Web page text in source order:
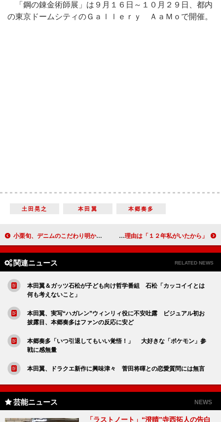
「鋼の錬金術師展」は９月１６日～１０月２９日、都内
の東京ドームシティのＧａｌｌｅｒｙ ＡａＭｏで開催。
土田晃之 本田翼 本郷奏多
小栗旬、デニムのこだわり明かす 重要視するのは「着心地」 モーニング娘。結成２０周年イベントに道重＆田中が登場 道重さゆみ、長く愛される理由は「１２年私がいたから」
関連ニュース RELATED NEWS
本田翼＆ガッツ石松が子ども向け哲学番組 石松「カッコイイとは
何も考えないこと」
本田翼、実写“ハガレン”ウィンリィ役に不安吐露 ビジュアル初お
披露目、本郷奏多はファンの反応に安ど
本郷奏多「いつ引退してもいい覚悟！」 大好きな「ポケモン」参
戦に感無量
本田翼、ドラクエ新作に興味津々 菅田将暉との恋愛質問には無言
芸能ニュース NEWS
「ラストノート」“澄晴”寺西拓人の告白